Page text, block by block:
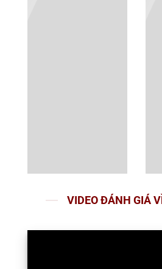
VIDEO ĐÁNH GIÁ